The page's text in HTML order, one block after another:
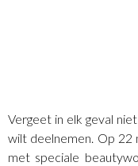
Vergeet in elk geval
wilt deelnemen. Op 22
met speciale